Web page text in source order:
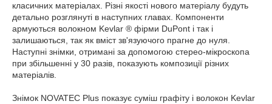
класичних матеріалах. Різні якості нового матеріалу будуть
детально розглянуті в наступних главах. Компоненти
армуються волокном Kevlar ® фірми DuPont і так і
залишаються, так як вміст зв'язуючого прагне до нуля.
Наступні знімки, отримані за допомогою стерео-мікроскопа
при збільшенні у 30 разів, показують композиції різних
матеріалів.
Знімок NOVATEC Plus показує суміш графіту і волокон Kevlar